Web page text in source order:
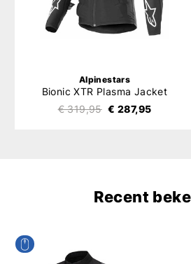
Alpinestars
Bionic XTR Plasma Jacket
€ 319,95 € 287,95
Recent